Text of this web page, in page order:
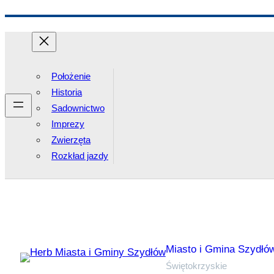
Położenie
Historia
Sadownictwo
Imprezy
Zwierzęta
Rozkład jazdy
Miasto i Gmina
Świętokrzyskie